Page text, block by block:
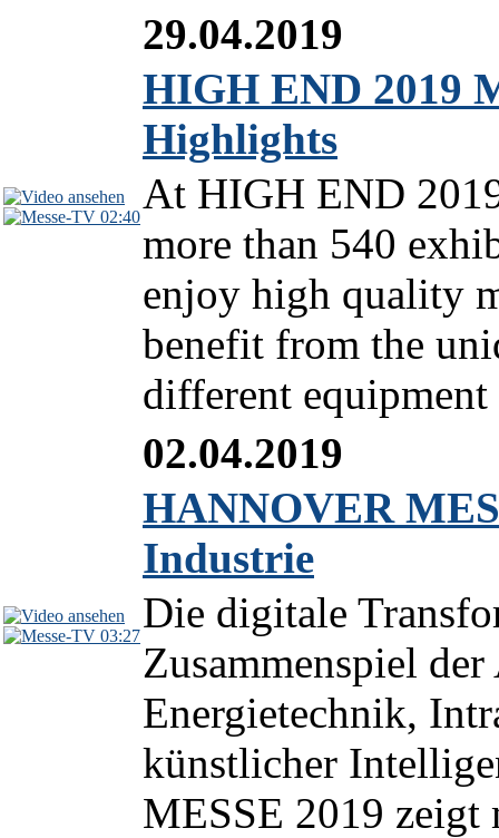
02:40
29.04.2019
HIGH END 2019
Highlights
At HIGH END
more than 540
enjoy high quality
benefit from the
different equipment
03:27
02.04.2019
HANNOVER
Industrie
Die digitale
Zusammenspiel
Energietechnik,
künstlicher
MESSE 2019 zeigt